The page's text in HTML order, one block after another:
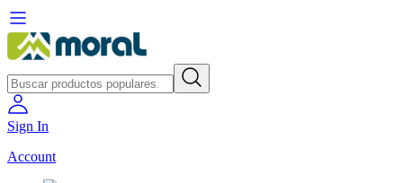
Sign In
Account